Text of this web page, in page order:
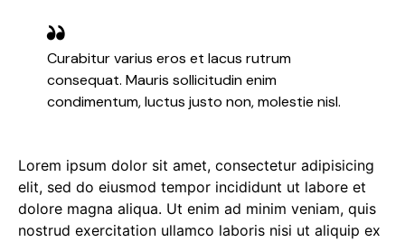
Curabitur varius eros et lacus rutrum
consequat. Mauris sollicitudin enim
condimentum, luctus justo non, molestie nisl.
Lorem ipsum dolor sit amet, consectetur adipisicing
elit, sed do eiusmod tempor incididunt ut labore et
dolore magna aliqua. Ut enim ad minim veniam, quis
nostrud exercitation ullamco laboris nisi ut aliquip ex